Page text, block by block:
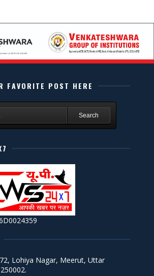
FAVORITE POST HERE
Search
Lohiya Nagar, Meerut, Uttar